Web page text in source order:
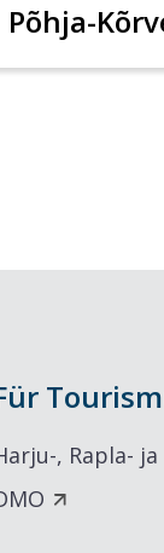
Põhja-
, Rapla-